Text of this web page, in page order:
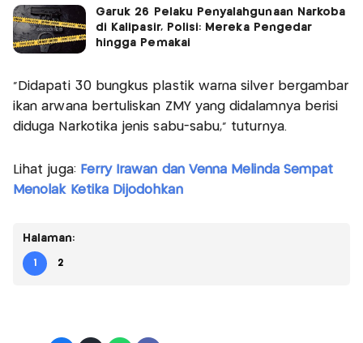
Garuk 26 Pelaku Penyalahgunaan Narkoba
di Kalipasir, Polisi: Mereka Pengedar
hingga Pemakai
"Didapati 30 bungkus plastik warna silver bergambar
ikan arwana bertuliskan ZMY yang didalamnya berisi
diduga Narkotika jenis sabu-sabu," tuturnya.
Lihat juga: Ferry Irawan dan Venna Melinda Sempat
Menolak Ketika Dijodohkan
Halaman:
1 2